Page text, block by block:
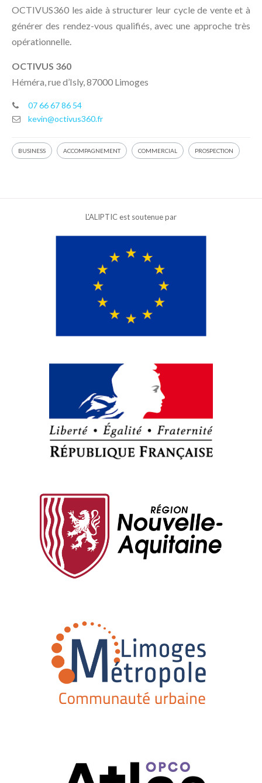
OCTIVUS360 les aide à structurer leur cycle de vente et à
générer des rendez-vous qualifiés, avec une approche très
opérationnelle.
OCTIVUS 360
Héméra, rue d’Isly, 87000 Limoges
07 66 67 86 54
kevin@octivus360.fr
BUSINESS ACCOMPAGNEMENT COMMERCIAL PROSPECTION
L'ALIPTIC est soutenue par